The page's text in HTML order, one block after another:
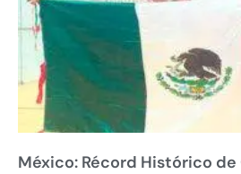
México: Récord Histórico de